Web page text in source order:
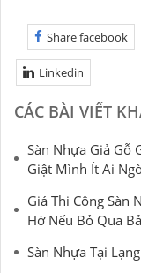
Share facebook
Linkedin
CÁC BÀI VIẾT
Sàn Nhựa Giả Gỗ
Giật Mình Ít Ai
Giá Thi Công Sàn
Hớ Nếu Bỏ Qua
Sàn Nhựa Tại